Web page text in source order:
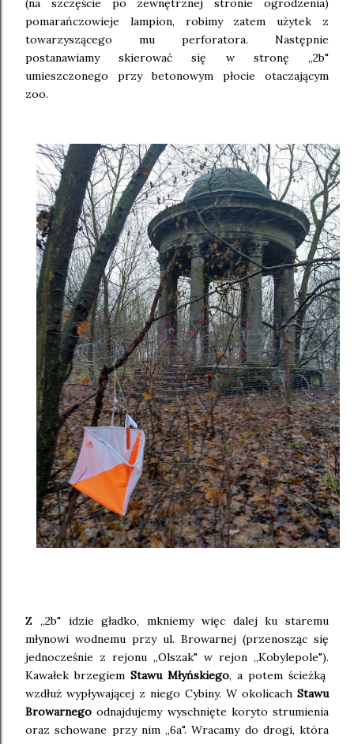
(na szczęście po zewnętrznej stronie ogrodzenia)
pomarańczowieje lampion, robimy zatem użytek z
towarzyszącego mu perforatora. Następnie
postanawiamy skierować się w stronę ,,2b"
umieszczonego przy betonowym płocie otaczającym
zoo.
Z ,,2b" idzie gładko, mkniemy więc dalej ku staremu
młynowi wodnemu przy ul. Browarnej (przenosząc się
jednocześnie z rejonu ,,Olszak" w rejon ,,Kobylepole").
Kawałek brzegiem Stawu Młyńskiego, a potem ścieżką
wzdłuż wypływającej z niego Cybiny. W okolicach Stawu
Browarnego odnajdujemy wyschnięte koryto strumienia
oraz schowane przy nim ,,6a". Wracamy do drogi, która